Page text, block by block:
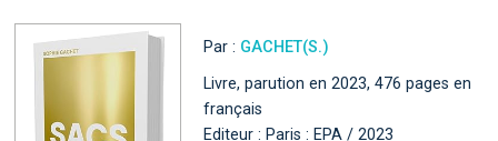
Par : GACHET(S.)
Livre, parution en 2023, 476 pages en
français
Editeur : Paris : EPA / 2023